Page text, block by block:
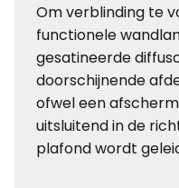
Om verblinding te
functionele
gesatineerde
doorschijnende
ofwel een
uitsluitend in de
plafond wordt